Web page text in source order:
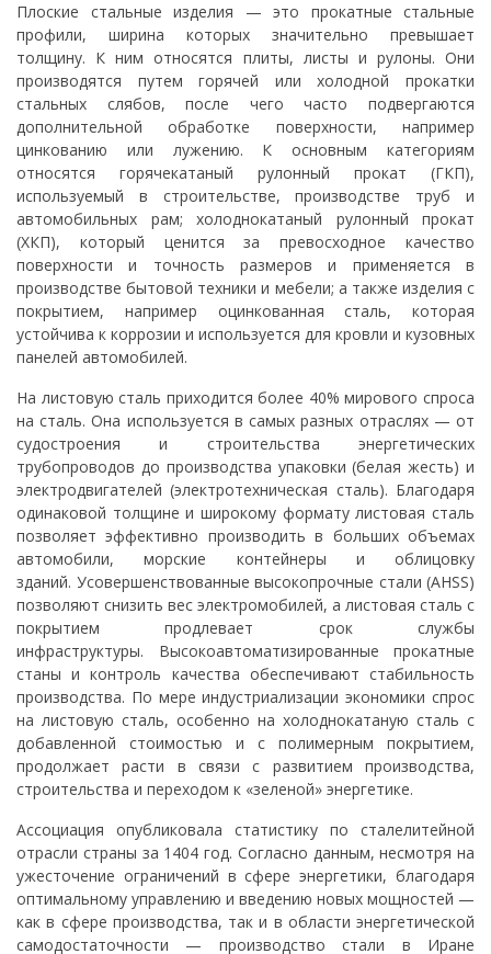
Плоские стальные изделия — это прокатные стальные
профили, ширина которых значительно превышает
толщину. К ним относятся плиты, листы и рулоны. Они
производятся путем горячей или холодной прокатки
стальных слябов, после чего часто подвергаются
дополнительной обработке поверхности, например
цинкованию или лужению. К основным категориям
относятся горячекатаный рулонный прокат (ГКП),
используемый в строительстве, производстве труб и
автомобильных рам; холоднокатаный рулонный прокат
(ХКП), который ценится за превосходное качество
поверхности и точность размеров и применяется в
производстве бытовой техники и мебели; а также изделия с
покрытием, например оцинкованная сталь, которая
устойчива к коррозии и используется для кровли и кузовных
панелей автомобилей.
На листовую сталь приходится более 40% мирового спроса
на сталь. Она используется в самых разных отраслях — от
судостроения и строительства энергетических
трубопроводов до производства упаковки (белая жесть) и
электродвигателей (электротехническая сталь). Благодаря
одинаковой толщине и широкому формату листовая сталь
позволяет эффективно производить в больших объемах
автомобили, морские контейнеры и облицовку
зданий. Усовершенствованные высокопрочные стали (AHSS)
позволяют снизить вес электромобилей, а листовая сталь с
покрытием продлевает срок службы
инфраструктуры. Высокоавтоматизированные прокатные
станы и контроль качества обеспечивают стабильность
производства. По мере индустриализации экономики спрос
на листовую сталь, особенно на холоднокатаную сталь с
добавленной стоимостью и с полимерным покрытием,
продолжает расти в связи с развитием производства,
строительства и переходом к «зеленой» энергетике.
Ассоциация опубликовала статистику по сталелитейной
отрасли страны за 1404 год. Согласно данным, несмотря на
ужесточение ограничений в сфере энергетики, благодаря
оптимальному управлению и введению новых мощностей —
как в сфере производства, так и в области энергетической
самодостаточности — производство стали в Иране